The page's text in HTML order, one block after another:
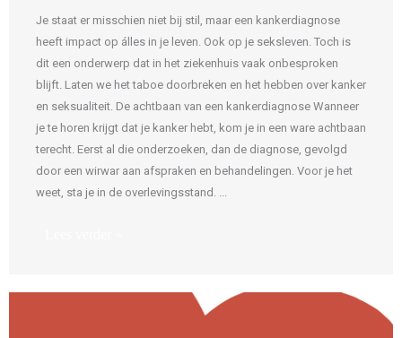
Je staat er misschien niet bij stil, maar een kankerdiagnose
heeft impact op álles in je leven. Ook op je seksleven. Toch is
dit een onderwerp dat in het ziekenhuis vaak onbesproken
blijft. Laten we het taboe doorbreken en het hebben over kanker
en seksualiteit. De achtbaan van een kankerdiagnose Wanneer
je te horen krijgt dat je kanker hebt, kom je in een ware achtbaan
terecht. Eerst al die onderzoeken, dan de diagnose, gevolgd
door een wirwar aan afspraken en behandelingen. Voor je het
weet, sta je in de overlevingsstand. ...